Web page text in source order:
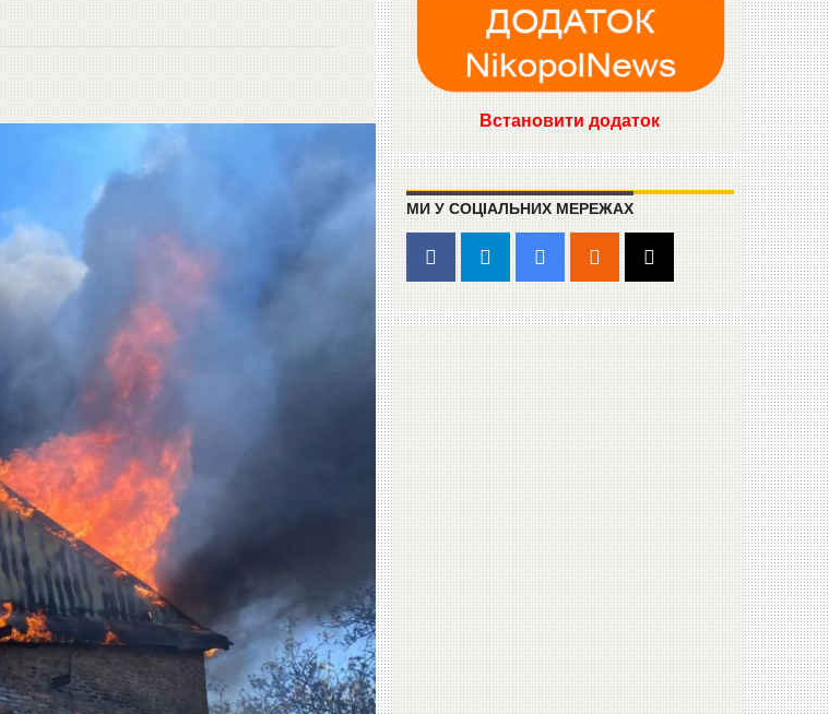
Встановити додаток
МИ У СОЦІАЛЬНИХ МЕРЕЖАХ